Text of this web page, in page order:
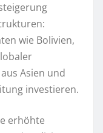
wie Bolivien,
Asien und
investieren.
erhöhte